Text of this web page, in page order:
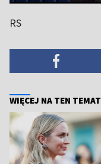
RS
WIĘCEJ NA TEN TEMAT